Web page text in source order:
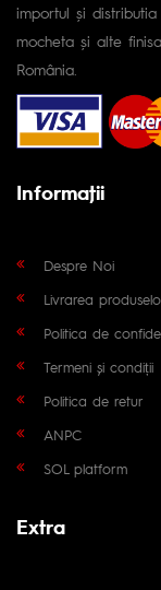
importul și
mocheta și alte
România.
Informaţii
Despre Noi
Livrarea
Politica de
Termeni și condiții
Politica de retur
ANPC
SOL platform
Extra